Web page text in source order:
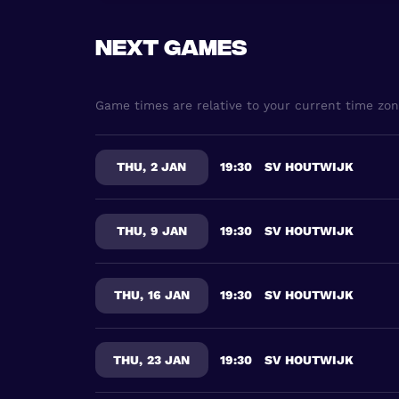
Next games
Game times are relative to your current time
THU, 2 JAN 19:30 SV HOUTWIJK
THU, 9 JAN 19:30 SV HOUTWIJK
THU, 16 JAN 19:30 SV HOUTWIJK
THU, 23 JAN 19:30 SV HOUTWIJK